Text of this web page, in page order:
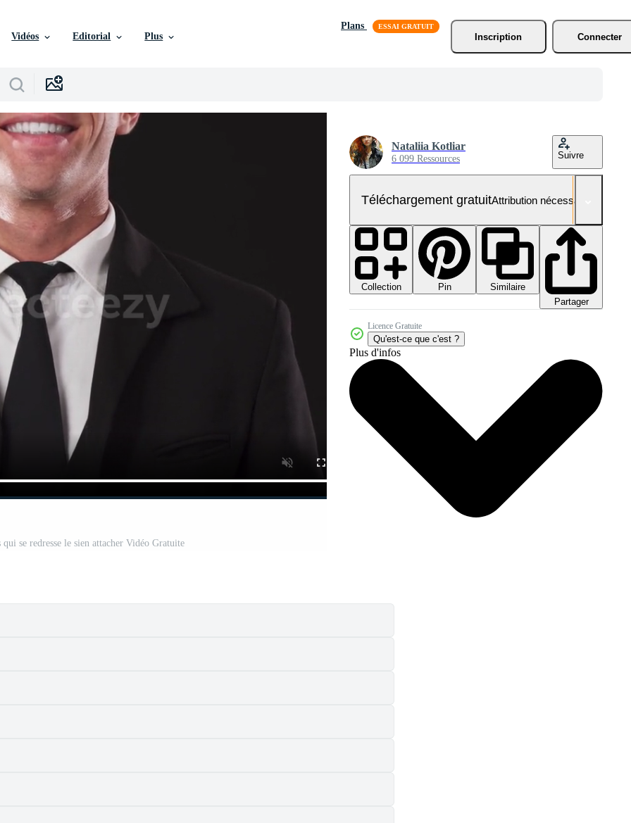
Vidéos Editorial Plus
Plans
Inscription
Connecter
se redresse le sien attacher Vidéo Gratuite
Nataliia Kotliar
6 099 Ressources Suivre
Téléchargement gratuitAttribution nécessaire
Collection Pin
Similaire
Partager
Licence Gratuite
Qu'est-ce que c'est ?
Plus d'infos